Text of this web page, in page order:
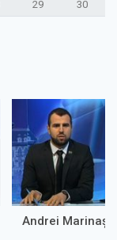
29
30
Andrei Marinaș